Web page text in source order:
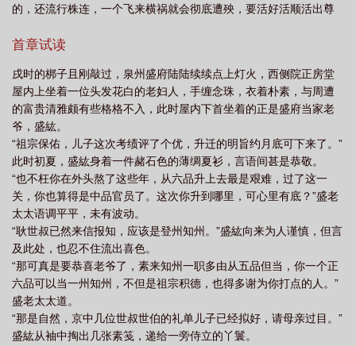
知否应是绿肥红瘦 知否知否应是绿肥红瘦免费观看全集电视剧高清 知否?知
表 知否知否应是绿肥红瘦高清版 知否知否应是绿肥红瘦各集简介 知否知否
应是绿肥红瘦百科 知否知否应是绿肥红瘦的红是什么花 知否知否应是绿肥红瘦
顾廷烨 知否知否应是绿肥红瘦电视剧
否?应是绿肥红瘦电视剧 知否知否应是绿肥红瘦的意思 知否知否应是绿肥红瘦
是哪个朝代 知否知否应是绿肥红瘦全集免费观看 知否知否应是绿肥红瘦 电视
剧 知否知否应是绿肥红瘦电视剧免费观看 知否知否应是绿肥红瘦诗词原
文 知否知否应是绿肥红瘦剧情介绍
是绿肥红瘦什么意思 知否知否应是绿肥红瘦百度百科
视剧全集 知否?知否?应是绿肥红瘦 知否知否应是绿肥红瘦免费观看全集完整
版 知否知否应是绿肥红瘦歌词 知否知否应是绿肥红瘦TXT 知否知否应是绿
诗 知否知否应是绿肥红瘦电视剧免费观看高清 知否知否应是绿肥红瘦是谁的
的，还流行株连，一个飞来横祸就会彻底遭殃，要活好活顺活出尊
吧，我其实是有微博的，不过以前是用来看八卦的，根本不打算让
要求，现在公开，是渣浪上的‘关心则乱zszy’，大家包涵。/B
首章试读
戌时的梆子且刚敲过，泉州盛府陆陆续续点上灯火，西侧院正房堂
屋内上坐着一位头发花白的老妇人，手缠念珠，衣着朴素，与周遭
的富贵清雅颇有些格格不入，此时屋内下首坐着的正是盛府当家老
爷，盛紘。
“祖宗保佑，儿子这次考绩评了个优，升迁的明旨约月底可下来了。”
此时初夏，盛紘身着一件赭石色的薄绸夏衫，言语间甚是恭敬。
“也不枉你在外头熬了这些年，从六品升上去最是艰难，过了这一
关，你也算得是中品官员了。这次你升到哪里，可心里有底？”盛老
太太语调平平，未有波动。
“耿世叔已然来信报知，应该是登州知州。”盛紘向来为人谨慎，但言
及此处，也忍不住流出喜色。
“那可真是要恭喜老爷了，素来知州一职多由从五品但当，你一个正
六品可以当一州知州，不但是祖宗积德，也得多谢为你打点的人。”
盛老太太道。
“那是自然，京中几位世叔世伯的礼单儿子已经拟好，请母亲过目。”
盛紘从袖中掏出几张素笺，递给一旁侍立的丫鬟。